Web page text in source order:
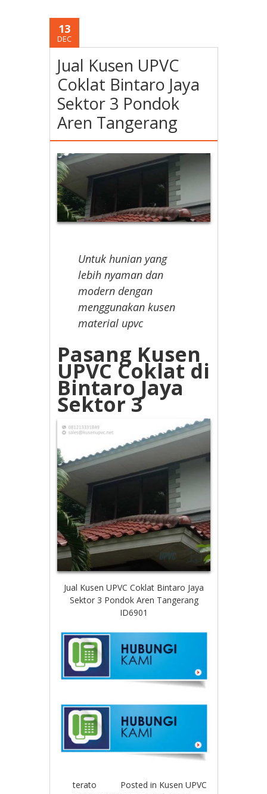
13
DEC
Jual Kusen UPVC
Coklat Bintaro Jaya
Sektor 3 Pondok
Aren Tangerang
Untuk hunian yang
lebih nyaman dan
modern dengan
menggunakan kusen
material upvc
Pasang Kusen
UPVC Coklat di
Bintaro Jaya
Sektor 3
Jual Kusen UPVC Coklat Bintaro Jaya
Sektor 3 Pondok Aren Tangerang
ID6901
terato Posted in Kusen UPVC